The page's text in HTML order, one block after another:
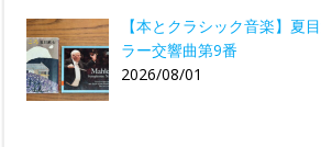
【本とクラシック音楽】夏
ラー交響曲第9番
2026/08/01